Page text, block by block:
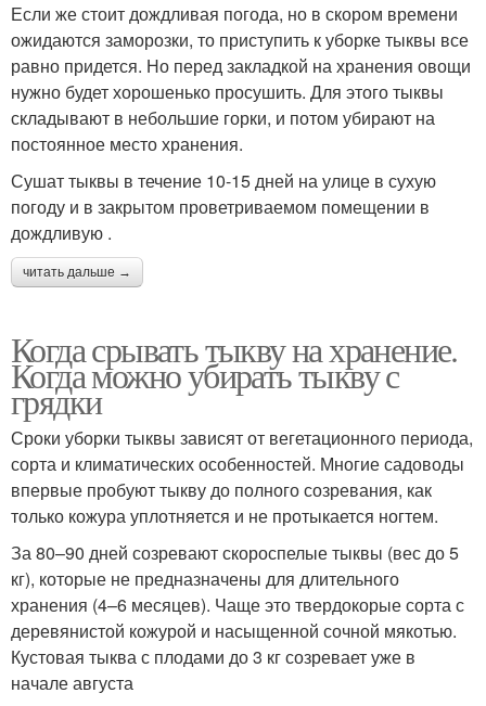
Если же стоит дождливая погода, но в скором времени
ожидаются заморозки, то приступить к уборке тыквы все
равно придется. Но перед закладкой на хранения овощи
нужно будет хорошенько просушить. Для этого тыквы
складывают в небольшие горки, и потом убирают на
постоянное место хранения.
Сушат тыквы в течение 10-15 дней на улице в сухую
погоду и в закрытом проветриваемом помещении в
дождливую .
читать дальше →
Когда срывать тыкву на хранение.
Когда можно убирать тыкву с
грядки
Сроки уборки тыквы зависят от вегетационного периода,
сорта и климатических особенностей. Многие садоводы
впервые пробуют тыкву до полного созревания, как
только кожура уплотняется и не протыкается ногтем.
За 80–90 дней созревают скороспелые тыквы (вес до 5
кг), которые не предназначены для длительного
хранения (4–6 месяцев). Чаще это твердокорые сорта с
деревянистой кожурой и насыщенной сочной мякотью.
Кустовая тыква с плодами до 3 кг созревает уже в
начале августа